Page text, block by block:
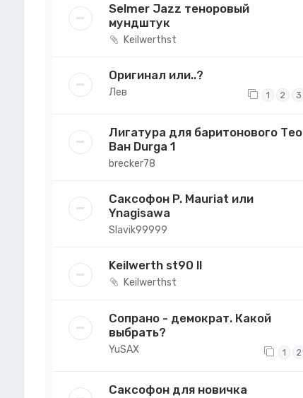
Selmer Jazz теноровый
мундштук
Keilwerthst
Оригинал или..?
Лев 1 2 3
Лигатура для баритонового Тео
Ван Durga 1
brecker78
Саксофон P. Mauriat или
Ynagisawa
Slavik99999
Keilwerth st90 ll
Keilwerthst
Сопрано - демократ. Какой
выбрать?
YuSAX 1 2
Саксофон для новичка